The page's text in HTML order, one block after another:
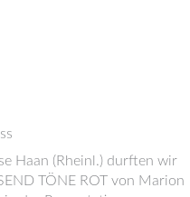
Haan (Rheinl.) durften wir
TÖNE ROT von Marion